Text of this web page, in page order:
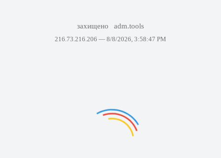
захищено adm.tools
216.73.216.206 — 8/8/2026, 3:58:47 PM